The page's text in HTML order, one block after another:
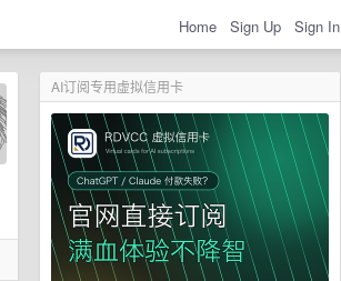
Home Sign Up Sign In
AI订阅专用虚拟信用卡